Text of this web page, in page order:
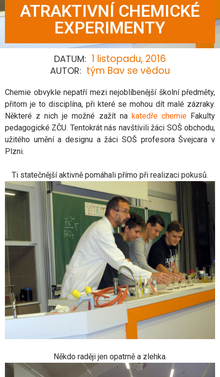
ATRAKTIVNÍ CHEMICKÉ
EXPERIMENTY
DATUM: 1 listopadu, 2016
AUTOR: tým Bav se vědou
Chemie obvykle nepatří mezi nejoblíbenější školní předměty,
přitom je to disciplína, při které se mohou dít malé zázraky.
Některé z nich je možné zažít na katedře chemieFakulty
pedagogické ZČU. Tentokrát nás navštívili žáci SOŠ obchodu,
užitého umění a designu a žáci SOŠ profesora Švejcara v
Plzni.
Ti statečnější aktivně pomáhali přímo při realizaci pokusů.
Někdo raději jen opatrně a zlehka.